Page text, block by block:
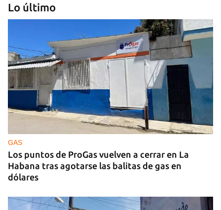
EXPLOTACIÓN
Uruguay alerta sobre la explotación sexual de 37
migrantes, incluidas varias cubanas
Lo último
GAS
Los puntos de ProGas vuelven a cerrar en La
Habana tras agotarse las balitas de gas en
dólares